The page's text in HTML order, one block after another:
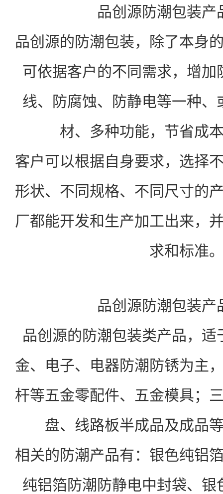
品创源防潮包装产
品创源的防潮包装，除了本身
可依据客户的不同需求，增
线、防腐蚀、防静电等一种
材、多种功能，节省成
客户可以根据自身要求，选择
形状、不同规格、不同尺寸的
厂都能开发和生产加工出来，
求和标准
品创源防潮包装产
品创源的防潮包装类产品，
金、电子、电器防潮防锈为主
杆等五金零配件、五金模具；
盘、线路板半成品及成品
相关的防潮产品有： 银色纯铝
纯铝箔防潮防静电中封袋、 银